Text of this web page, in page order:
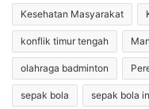
Kesehatan Masyarakat
konflik timur tengah
olahraga badminton
sepak bola sepak bola